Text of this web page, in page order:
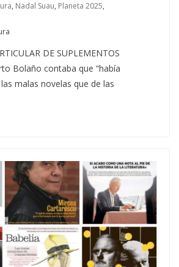
, Nadal Suau, Planeta 2025,
DE SUPLEMENTOS
Bolaño contaba que “había
malas novelas que de las